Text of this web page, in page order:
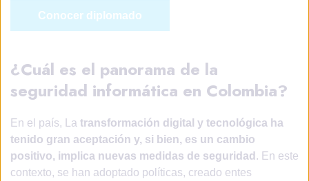
Conocer diplomado
¿Cuál es el panorama de la
seguridad informática en Colombia?
En el país, La transformación digital y tecnológica ha
tenido gran aceptación y, si bien, es un cambio
positivo, implica nuevas medidas de seguridad . En este
contexto, se han adoptado políticas, creado entes